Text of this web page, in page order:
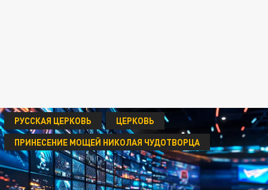
РУССКАЯ ЦЕРКОВЬ
ЦЕРКОВЬ
ПРИНЕСЕНИЕ МОЩЕЙ НИКОЛАЯ ЧУДОТВОРЦА